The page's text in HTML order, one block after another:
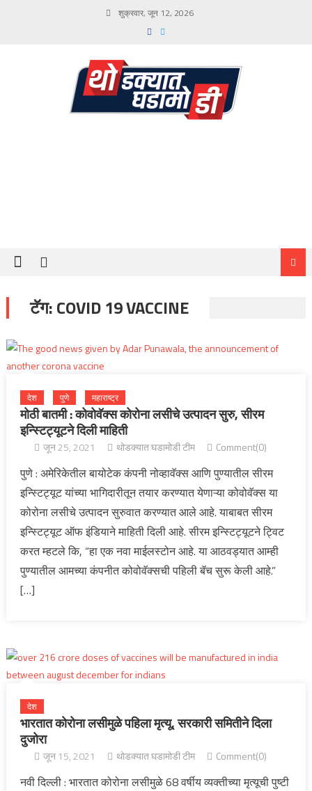
शुक्रवार, जून 12, 2026
टॅग:COVID 19 VACCINE
देश पुणे महाराष्ट्र
मोठी बातमी : कोवोवॅक्स कोरोना लसीचे उत्पादन सुरु, सीरम
इन्स्टिट्यूटने दिली माहिती
जून 25, 2021 थोडक्यात घडामोडी टीम Comment(0)
पुणे : अमेरिकेतील बायोटेक कंपनी नोव्हावॅक्स आणि पुण्यातील सीरम
इन्स्टिट्यूट यांच्या भागिदारीतून तयार करण्यात येणाऱ्या कोवोवॅक्स या
कोरोना लसीचे उत्पादन सुरुवात करण्यात आले आहे. याबाबत सीरम
इन्स्टिट्यूट ऑफ इंडियाने माहिती दिली आहे. सीरम इन्स्टिट्यूटने ट्विट
करत म्हटले कि, “हा एक नवा माईलस्टोन आहे. या आठवड्यात आम्ही
पुण्यातील आमच्या कंपनीत कोवोवॅक्सची पहिली बॅच सुरू केली आहे.”
[…]
देश
भारतात कोरोना लसीमुळे पहिला मृत्यू, सरकारी समितीने दिला
दुजोरा
जून 15, 2021 थोडक्यात घडामोडी टीम Comment(0)
नवी दिल्ली : भारतात कोरोना लसीमुळे 68 वर्षीय व्यक्तीच्या मृत्यूची पुष्टी